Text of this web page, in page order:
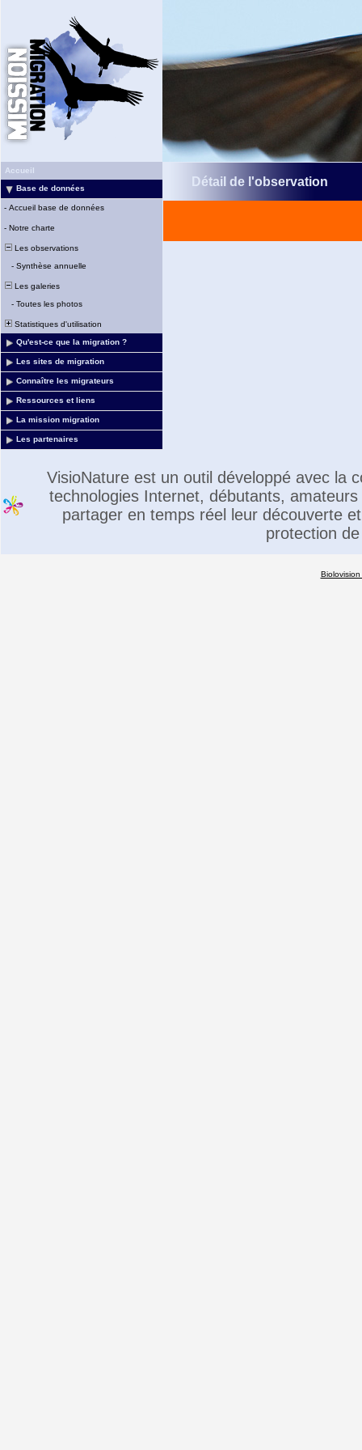
Accueil
Base de données
- Accueil base de données
- Notre charte
Les observations
- Synthèse annuelle
Les galeries
- Toutes les photos
Statistiques d'utilisation
Qu'est-ce que la migration ?
Les sites de migration
Connaître les migrateurs
Ressources et liens
La mission migration
Les partenaires
Détail de l'observation
VisioNature est un outil développé avec la
technologies Internet, débutants,
partager en temps réel leur découverte
protection
Biolovision